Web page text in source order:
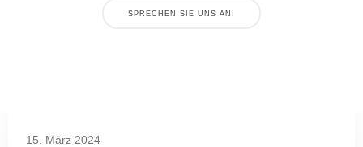
SPRECHEN SIE UNS AN!
15. März 2024